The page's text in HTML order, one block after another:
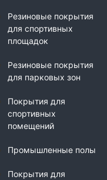
Резиновые покрытия
для спортивных
площадок
Резиновые покрытия
для парковых зон
Покрытия для
спортивных
помещений
Промышленные полы
Покрытия для